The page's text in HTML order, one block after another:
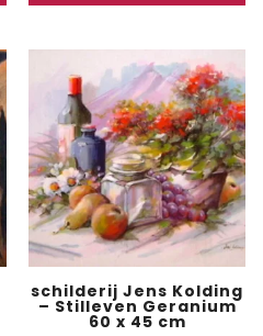
schilderij Jens Kolding
– Stilleven Geranium
60 x 45 cm